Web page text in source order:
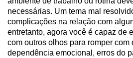
necessárias. Um tema mal
complicações na relação com
entretanto, agora você é capaz de
com outros olhos para romper
dependência emocional, erros do